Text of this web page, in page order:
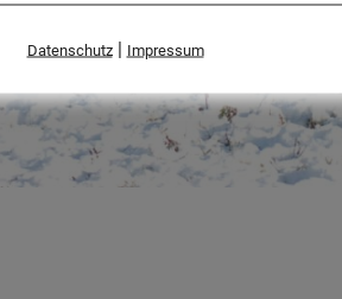
Datenschutz| Impressum